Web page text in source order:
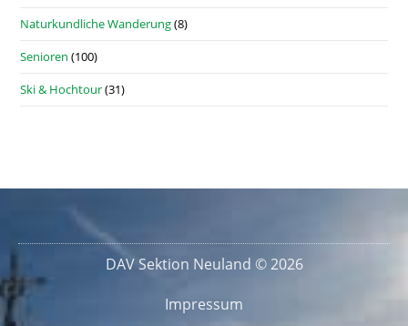
Naturkundliche Wanderung(8)
Senioren (100)
Ski & Hochtour(31)
DAV Sektion Neuland © 2026
Impressum